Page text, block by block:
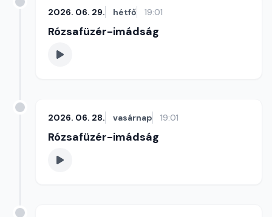
2026. 06. 29. hétfő 19:01
Rózsafüzér-imádság
2026. 06. 28. vasárnap 19:01
Rózsafüzér-imádság